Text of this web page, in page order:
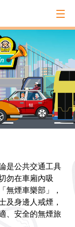
是公共交通工具
勿在車廂內吸
無煙車樂部」，
及身邊人戒煙，
、安全的無煙旅